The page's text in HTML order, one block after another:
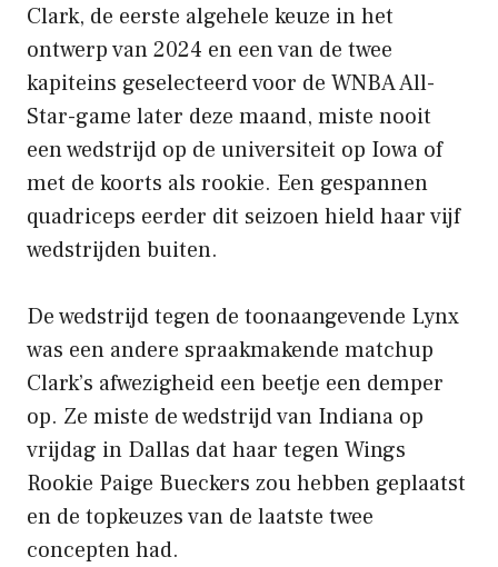
Clark, de eerste algehele keuze in het
ontwerp van 2024 en een van de twee
kapiteins geselecteerd voor de WNBA All-
Star-game later deze maand, miste nooit
een wedstrijd op de universiteit op Iowa of
met de koorts als rookie. Een gespannen
quadriceps eerder dit seizoen hield haar vijf
wedstrijden buiten.
De wedstrijd tegen de toonaangevende Lynx
was een andere spraakmakende matchup
Clark’s afwezigheid een beetje een demper
op. Ze miste de wedstrijd van Indiana op
vrijdag in Dallas dat haar tegen Wings
Rookie Paige Bueckers zou hebben geplaatst
en de topkeuzes van de laatste twee
concepten had.